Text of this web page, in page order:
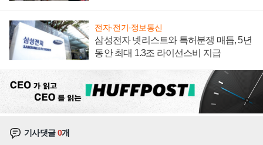
전자·전기·정보통신
삼성전자 넷리스트와 특허분쟁 매듭, 5년
동안 최대 1.3조 라이선스비 지급
기사댓글0개